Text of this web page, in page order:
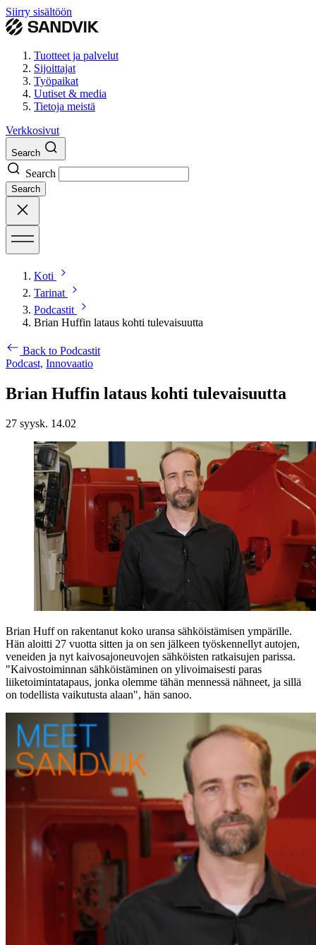
Siirry sisältöön
Tuotteet ja palvelut
Sijoittajat
Työpaikat
Uutiset & media
Tietoja meistä
Verkkosivut
Search
Search
Search
Koti
Tarinat
Podcastit
Brian Huffin lataus kohti tulevaisuutta
Back to Podcastit
Podcast, Innovaatio
Brian Huffin lataus kohti tulevaisuutta
27 syysk. 14.02
Brian Huff on rakentanut koko uransa sähköistämisen ympärille.
Hän aloitti 27 vuotta sitten ja on sen jälkeen työskennellyt autojen,
veneiden ja nyt kaivosajoneuvojen sähköisten ratkaisujen parissa.
"Kaivostoiminnan sähköistäminen on ylivoimaisesti paras
liiketoimintatapaus, jonka olemme tähän mennessä nähneet, ja sillä
on todellista vaikutusta alaan", hän sanoo.